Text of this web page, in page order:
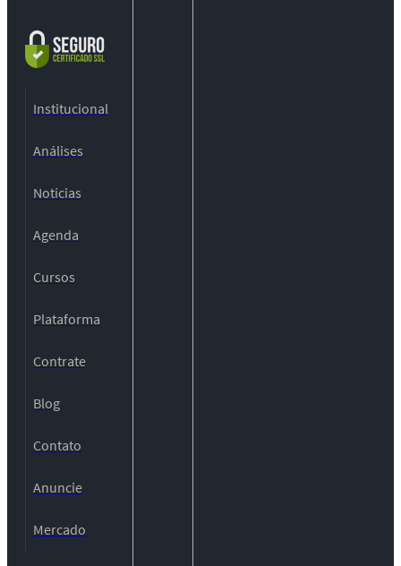
Institucional
Análises
Notícias
Agenda
Cursos
Plataforma
Contrate
Blog
Contato
Anuncie
Mercado